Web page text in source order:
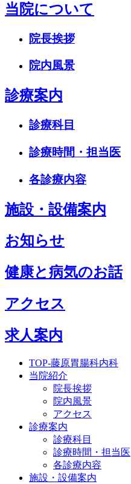
当院について
院長挨拶
院内風景
診療案内
診療科目
診療時間・担当医
各診療内容
施設・設備案内
お知らせ
健康と病気のお話
アクセス
求人案内
TOP-藤原胃腸科内科
当院紹介
院長挨拶
院内風景
アクセス
診療案内
診療科目
診療時間・担当医
各診療内容
施設・設備案内